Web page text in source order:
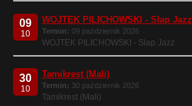
09
10
WOJTEK PILICHOWSKI - Slap Jazz
Termin: 09 październik 2026
WOJTEK PILICHOWSKI - Slap Jazz
30
10
Tamikrest (Mali)
Termin: 30 październik 2026
Tamikrest (Mali)